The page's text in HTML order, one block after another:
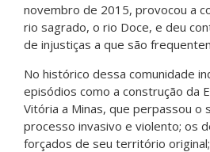
novembro de 2015, provocou a
rio sagrado, o rio Doce, e deu
de injustiças a que são
No histórico dessa comunidade
episódios como a construção da
Vitória a Minas, que perpassou o
processo invasivo e violento; os
forçados de seu território